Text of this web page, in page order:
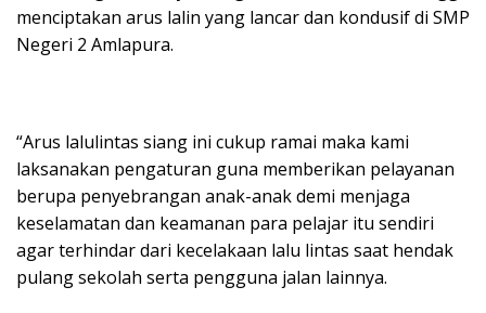
menciptakan arus lalin yang lancar dan kondusif di SMP
Negeri 2 Amlapura.
“Arus lalulintas siang ini cukup ramai maka kami
laksanakan pengaturan guna memberikan pelayanan
berupa penyebrangan anak-anak demi menjaga
keselamatan dan keamanan para pelajar itu sendiri
agar terhindar dari kecelakaan lalu lintas saat hendak
pulang sekolah serta pengguna jalan lainnya.